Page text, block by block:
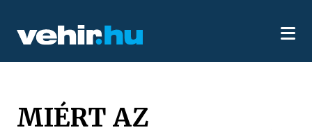
MIÉRT AZ